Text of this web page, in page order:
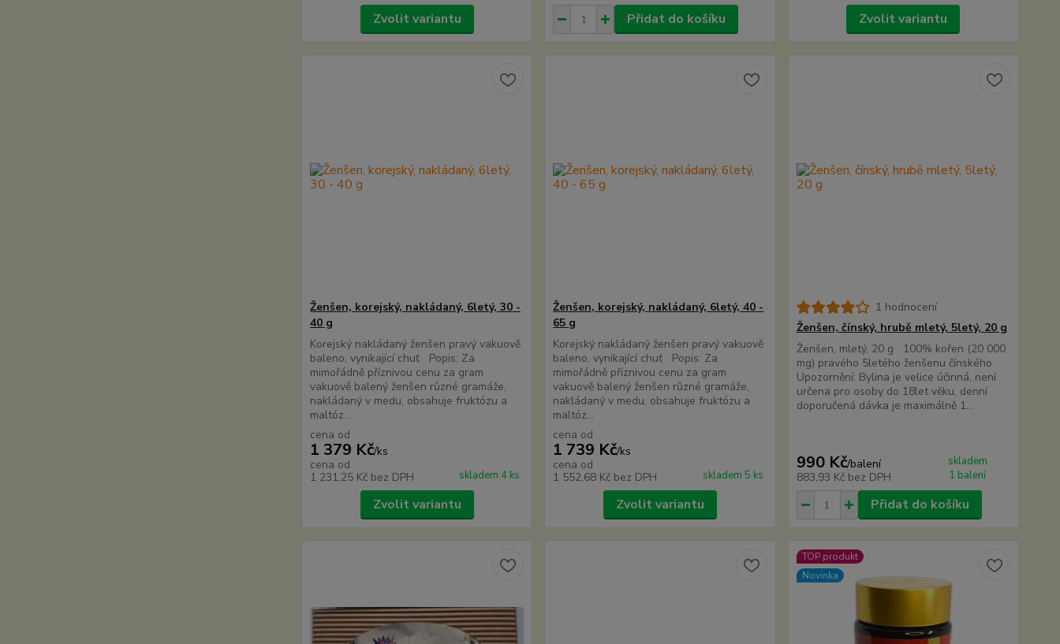
Zvolit variantu Přidat do košíku Zvolit variantu
Ženšen, korejský, nakládaný, 6letý, 30 -
40 g
Korejský nakládaný ženšen pravý vakuově
baleno, vynikající chuť Popis: Za
mimořádně příznivou cenu za gram
vakuově balený ženšen různé gramáže,
nakládaný v medu, obsahuje fruktózu a
maltóz...
cena od
1 379 Kč/ks
cena od
1 231,25 Kč bez DPH skladem 4 ks
Zvolit variantu
Ženšen, korejský, nakládaný, 6letý, 40 -
65 g
Korejský nakládaný ženšen pravý vakuově
baleno, vynikající chuť Popis: Za
mimořádně příznivou cenu za gram
vakuově balený ženšen různé gramáže,
nakládaný v medu, obsahuje fruktózu a
maltóz...
cena od
1 739 Kč/ks
cena od
1 552,68 Kč bez DPH skladem 5 ks
Zvolit variantu
1 hodnocení
Ženšen, čínský, hrubě mletý, 5letý, 20 g
Ženšen, mletý, 20 g 100% kořen (20 000
mg) pravého 5letého ženšenu čínského
Upozornění: Bylina je velice účinná, není
určena pro osoby do 18let věku, denní
doporučená dávka je maximálně 1...
990 Kč/balení
883,93 Kč bez DPH
skladem
1 balení
Přidat do košíku
TOP produkt
Novinka